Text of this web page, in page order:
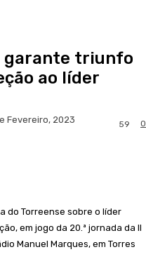
garante triunfo
ao líder
Fevereiro, 2023 0
59
do Torreense sobre o líder
em jogo da 20.ª jornada da II
Manuel Marques, em Torres